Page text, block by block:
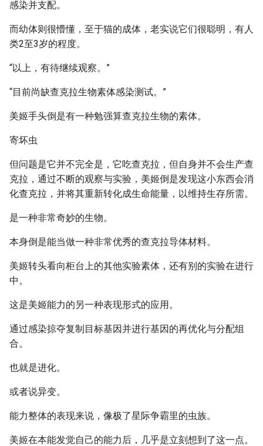
感染并支配。
而幼体则很懵懂，至于猫的成体，老实说它们很聪明，有人
类2至3岁的程度。
“以上，有待继续观察。”
“目前尚缺查克拉生物素体感染测试。”
美姬手头倒是有一种勉强算查克拉生物的素体。
寄坏虫
但问题是它并不完全是，它吃查克拉，但自身并不会生产查
克拉，通过不断的观察与实验，美姬倒是发现这小东西会消
化查克拉，并将其重新转化成生命能量，以维持生存所需。
是一种非常奇妙的生物。
本身倒是能当做一种非常优秀的查克拉导体材料。
美姬转头看向柜台上的其他实验素体，还有别的实验在进行
中。
这是美姬能力的另一种表现形式的应用。
通过感染掠夺复制目标基因并进行基因的再优化与分配组
合。
也就是进化。
或者说异变。
能力整体的表现来说，像极了星际争霸里的虫族。
美姬在本能发觉自己的能力后，几乎是立刻想到了这一点。